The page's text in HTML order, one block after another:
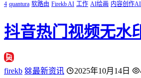
4 quantura 软路由 Firekb AI 工作 AI绘画 内容创作
抖音热门视频无水
firekb 最新资讯 2025年10月14日